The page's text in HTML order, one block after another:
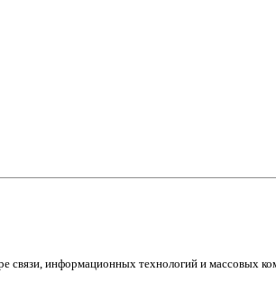
связи, информационных технологий и массовых